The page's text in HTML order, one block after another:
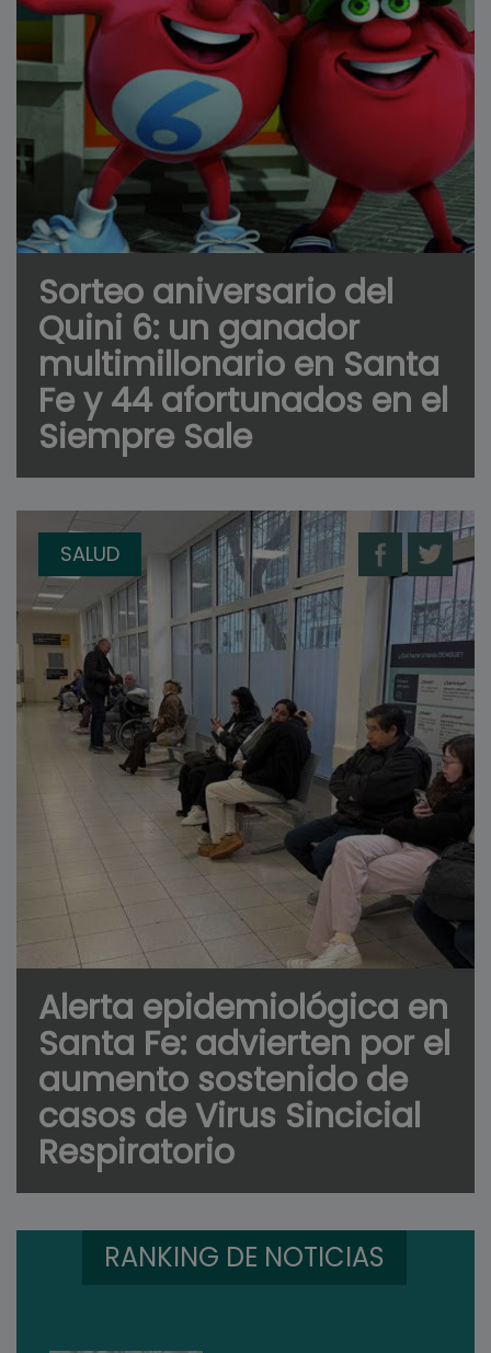
Sorteo aniversario del
Quini 6: un ganador
multimillonario en Santa
Fe y 44 afortunados en el
Siempre Sale
SALUD
Alerta epidemiológica en
Santa Fe: advierten por el
aumento sostenido de
casos de Virus Sincicial
Respiratorio
RANKING DE NOTICIAS